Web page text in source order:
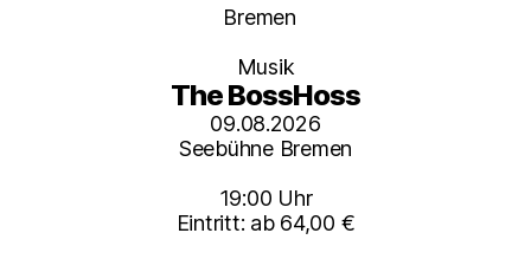
Kategorien
Bremen
Musik
The BossHoss
09.08.2026
Seebühne Bremen
19:00 Uhr
Eintritt: ab 64,00 €